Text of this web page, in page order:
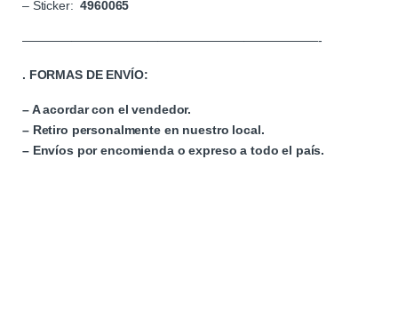
– Sticker:4960065
————————————————————————-
. FORMAS DE ENVÍO:
– A acordar con el vendedor.
– Retiro personalmente en nuestro local.
– Envíos por encomienda o expreso a todo el país.